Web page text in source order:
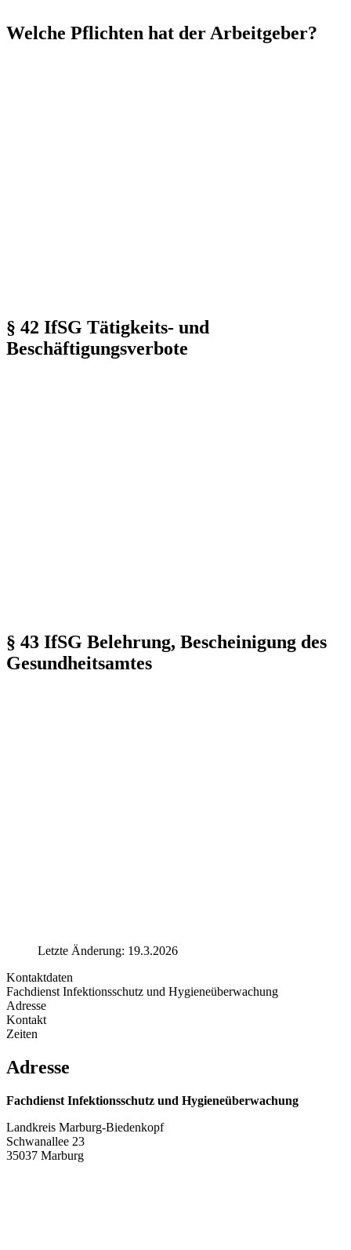
Welche Pflichten hat der Arbeitgeber?
§ 42 IfSG Tätigkeits- und
Beschäftigungsverbote
§ 43 IfSG Belehrung, Bescheinigung des
Gesundheitsamtes
Letzte Änderung: 19.3.2026
Kontaktdaten
Fachdienst Infektionsschutz und Hygieneüberwachung
Adresse
Kontakt
Zeiten
Adresse
Fachdienst Infektionsschutz und Hygieneüberwachung
Landkreis Marburg-Biedenkopf
Schwanallee 23
35037 Marburg